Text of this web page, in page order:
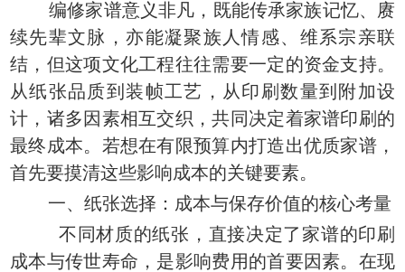
编修家谱意义非凡，既能传承家族记忆、赓
续先辈文脉，亦能凝聚族人情感、维系宗亲联
结，但这项文化工程往往需要一定的资金支持。
从纸张品质到装帧工艺，从印刷数量到附加设
计，诸多因素相互交织，共同决定着家谱印刷的
最终成本。若想在有限预算内打造出优质家谱，
首先要摸清这些影响成本的关键要素。
一、纸张选择：成本与保存价值的核心考量
不同材质的纸张，直接决定了家谱的印刷
成本与传世寿命，是影响费用的首要因素。在现